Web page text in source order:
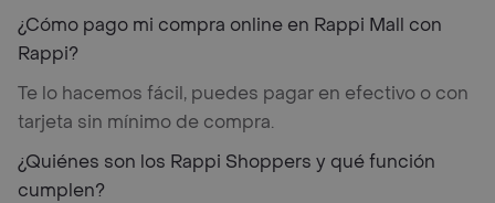
¿Cómo pago mi compra online en Rappi Mall con
Rappi?
Te lo hacemos fácil, puedes pagar en efectivo o con
tarjeta sin mínimo de compra.
¿Quiénes son los Rappi Shoppers y qué función
cumplen?